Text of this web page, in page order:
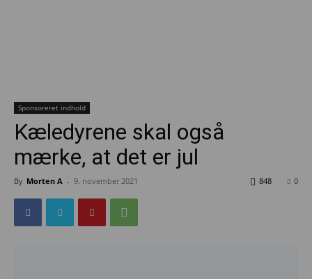
Sponsoreret indhold
Kæledyrene skal også
mærke, at det er jul
By Morten A - 9. november 2021 0
848